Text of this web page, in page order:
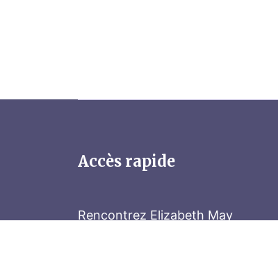
Accès rapide
Rencontrez Elizabeth May